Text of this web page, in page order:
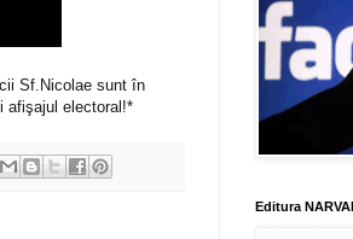
Sf.Nicolae sunt în
afişajul electoral!*
Editura